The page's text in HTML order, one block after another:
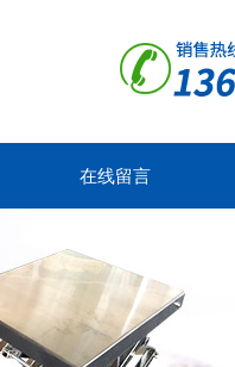
在线留言